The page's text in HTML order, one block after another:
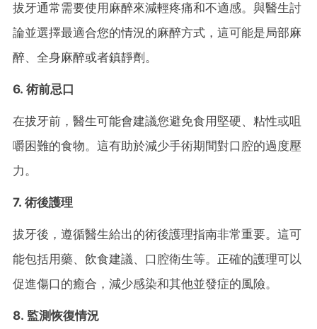
拔牙通常需要使用麻醉來減輕疼痛和不適感。與醫生討
論並選擇最適合您的情況的麻醉方式，這可能是局部麻
醉、全身麻醉或者鎮靜劑。
6. 術前忌口
在拔牙前，醫生可能會建議您避免食用堅硬、粘性或咀
嚼困難的食物。這有助於減少手術期間對口腔的過度壓
力。
7. 術後護理
拔牙後，遵循醫生給出的術後護理指南非常重要。這可
能包括用藥、飲食建議、口腔衛生等。正確的護理可以
促進傷口的癒合，減少感染和其他並發症的風險。
8. 監測恢復情況